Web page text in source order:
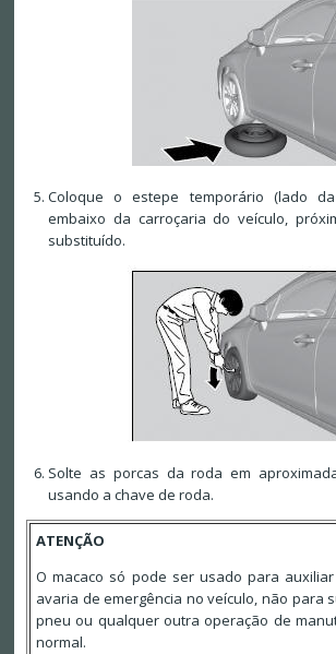
Coloque o estepe temporário (lado
embaixo da carroçaria do veículo,
substituído.
Solte as porcas da roda em
usando a chave de roda.
ATENÇÃO
O macaco só pode ser usado para
avaria de emergência no veículo, não para
pneu ou qualquer outra operação de
normal.